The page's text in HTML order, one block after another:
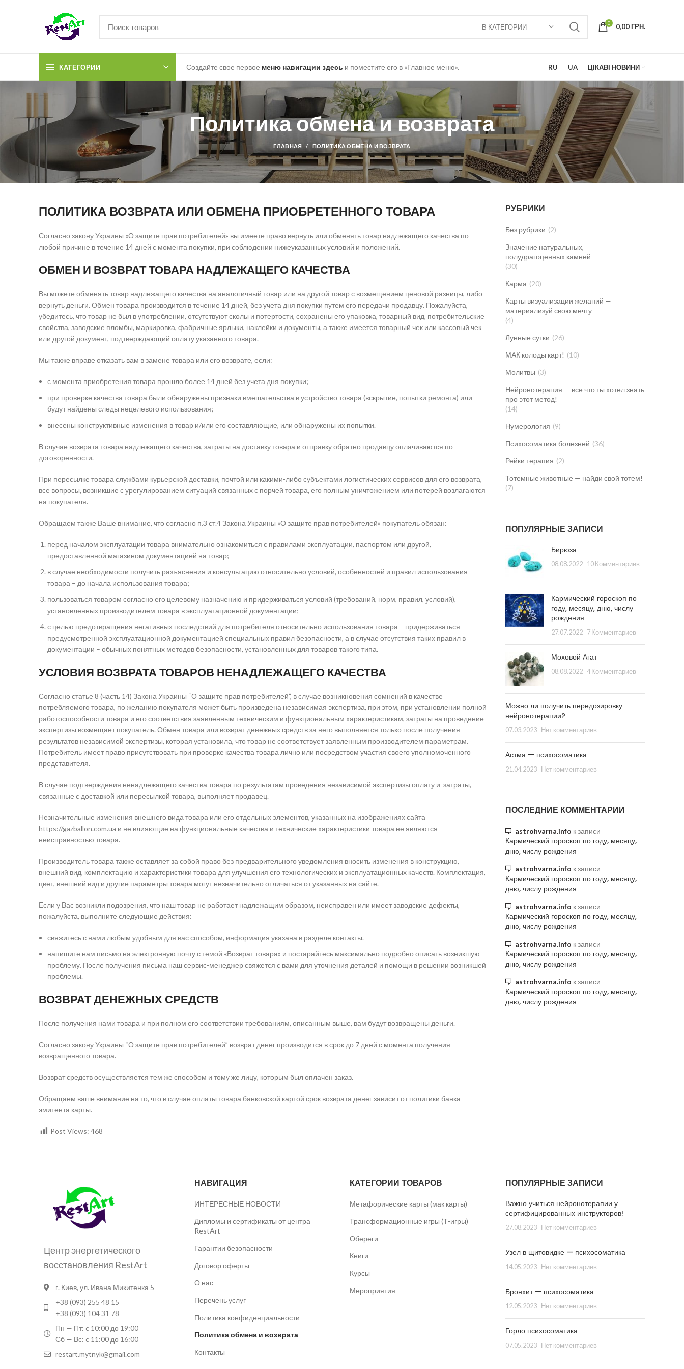
В КАТЕГОРИИ 0 0,00ГРН.
КАТЕГОРИИ Создайте свое первое меню навигации здесь и поместите его в «Главное меню». RU UA ЦІКАВІ НОВИНИ
Политика обмена и возврата
ГЛАВНАЯ ПОЛИТИКА ОБМЕНА И ВОЗВРАТА
ПОЛИТИКА ВОЗВРАТА ИЛИ ОБМЕНА ПРИОБРЕТЕННОГО ТОВАРА
Согласно закону Украины «О защите прав потребителей» вы имеете право вернуть или обменять товар надлежащего качества по
любой причине в течение 14 дней с момента покупки, при соблюдении нижеуказанных условий и положений.
ОБМЕН И ВОЗВРАТ ТОВАРА НАДЛЕЖАЩЕГО КАЧЕСТВА
Вы можете обменять товар надлежащего качества на аналогичный товар или на другой товар с возмещением ценовой разницы, либо
вернуть деньги. Обмен товара производится в течение 14 дней, без учета дня покупки путем его передачи продавцу. Пожалуйста,
убедитесь, что товар не был в употреблении, отсутствуют сколы и потертости, сохранены его упаковка, товарный вид, потребительские
свойства, заводские пломбы, маркировка, фабричные ярлыки, наклейки и документы, а также имеется товарный чек или кассовый чек
или другой документ, подтверждающий оплату указанного товара.
Мы также вправе отказать вам в замене товара или его возврате, если:
с момента приобретения товара прошло более 14 дней без учета дня покупки;
при проверке качества товара были обнаружены признаки вмешательства в устройство товара (вскрытие, попытки ремонта) или
будут найдены следы нецелевого использования;
внесены конструктивные изменения в товар и/или его составляющие, или обнаружены их попытки.
В случае возврата товара надлежащего качества, затраты на доставку товара и отправку обратно продавцу оплачиваются по
договоренности.
При пересылке товара службами курьерской доставки, почтой или какими-либо субъектами логистических сервисов для его возврата,
все вопросы, возникшие с урегулированием ситуаций связанных с порчей товара, его полным уничтожением или потерей возлагаются
на покупателя.
Обращаем также Ваше внимание, что согласно п.3 ст.4 Закона Украины «О защите прав потребителей» покупатель обязан:
перед началом эксплуатации товара внимательно ознакомиться с правилами эксплуатации, паспортом или другой,
предоставленной магазином документацией на товар;
в случае необходимости получить разъяснения и консультацию относительно условий, особенностей и правил использования
товара – до начала использования товара;
пользоваться товаром согласно его целевому назначению и придерживаться условий (требований, норм, правил, условий),
установленных производителем товара в эксплуатационной документации;
с целью предотвращения негативных последствий для потребителя относительно использования товара – придерживаться
предусмотренной эксплуатационной документацией специальных правил безопасности, а в случае отсутствия таких правил в
документации – обычных понятных методов безопасности, установленных для товаров такого типа.
УСЛОВИЯ ВОЗВРАТА ТОВАРОВ НЕНАДЛЕЖАЩЕГО КАЧЕСТВА
Согласно статье 8 (часть 14) Закона Украины “О защите прав потребителей”, в случае возникновения сомнений в качестве
потребляемого товара, по желанию покупателя может быть произведена независимая экспертиза, при этом, при установлении полной
работоспособности товара и его соответствия заявленным техническим и функциональным характеристикам, затраты на проведение
экспертизы возмещает покупатель. Обмен товара или возврат денежных средств за него выполняется только после получения
результатов независимой экспертизы, которая установила, что товар не соответствует заявленным производителем параметрам.
Потребитель имеет право присутствовать при проверке качества товара лично или посредством участия своего уполномоченного
представителя.
В случае подтверждения ненадлежащего качества товара по результатам проведения независимой экспертизы оплату и затраты,
связанные с доставкой или пересылкой товара, выполняет продавец.
Незначительные изменения внешнего вида товара или его отдельных элементов, указанных на изображениях сайта
https://gazballon.com.ua и не влияющие на функциональные качества и технические характеристики товара не являются
неисправностью товара.
Производитель товара также оставляет за собой право без предварительного уведомления вносить изменения в конструкцию,
внешний вид, комплектацию и характеристики товара для улучшения его технологических и эксплуатационных качеств. Комплектация,
цвет, внешний вид и другие параметры товара могут незначительно отличаться от указанных на сайте.
Если у Вас возникли подозрения, что наш товар не работает надлежащим образом, неисправен или имеет заводские дефекты,
пожалуйста, выполните следующие действия:
свяжитесь с нами любым удобным для вас способом, информация указана в разделе контакты.
напишите нам письмо на электронную почту с темой «Возврат товара» и постарайтесь максимально подробно описать возникшую
проблему. После получения письма наш сервис-менеджер свяжется с вами для уточнения деталей и помощи в решении возникшей
проблемы.
ВОЗВРАТ ДЕНЕЖНЫХ СРЕДСТВ
После получения нами товара и при полном его соответствии требованиям, описанным выше, вам будут возвращены деньги.
Согласно закону Украины “О защите прав потребителей” возврат денег производится в срок до 7 дней с момента получения
возвращенного товара.
Возврат средств осуществляется тем же способом и тому же лицу, которым был оплачен заказ.
Обращаем ваше внимание на то, что в случае оплаты товара банковской картой срок возврата денег зависит от политики банка-
эмитента карты.
Post Views: 468
РУБРИКИ
Без рубрики (2)
Значение натуральных,
полудрагоценных камней
(30)
Карма (20)
Карты визуализации желаний —
материализуй свою мечту
(4)
Лунные сутки (26)
МАК колоды карт! (10)
Молитвы (3)
Нейронотерапия — все что ты хотел знать
про этот метод!
(14)
Нумерология (9)
Психосоматика болезней (36)
Рейки терапия (2)
Тотемные животные — найди свой тотем!
(7)
ПОПУЛЯРНЫЕ ЗАПИСИ
Бирюза
08.08.2022 10 Комментариев
Кармический гороскоп по
году, месяцу, дню, числу
рождения
27.07.2022 7 Комментариев
Моховой Агат
08.08.2022 4 Комментариев
Можно ли получить передозировку
нейронотерапии?
07.03.2023 Нет комментариев
Астма — психосоматика
21.04.2023 Нет комментариев
ПОСЛЕДНИЕ КОММЕНТАРИИ
astrohvarna.info к записи
Кармический гороскоп по году, месяцу,
дню, числу рождения
astrohvarna.info к записи
Кармический гороскоп по году, месяцу,
дню, числу рождения
astrohvarna.info к записи
Кармический гороскоп по году, месяцу,
дню, числу рождения
astrohvarna.info к записи
Кармический гороскоп по году, месяцу,
дню, числу рождения
astrohvarna.info к записи
Кармический гороскоп по году, месяцу,
дню, числу рождения
Центр энергетического
восстановления RestArt
г. Киев, ул. Ивана Микитенка 5
+38 (093) 255 48 15
+38 (093) 104 31 78
Пн — Пт: c 10:00 до 19:00
Сб — Вс: c 11:00 до 16:00
restart.mytnyk@gmail.com
НАВИГАЦИЯ
ИНТЕРЕСНЫЕ НОВОСТИ
Дипломы и сертификаты от центра
RestArt
Гарантии безопасности
Договор оферты
О нас
Перечень услуг
Политика конфиденциальности
Политика обмена и возврата
Контакты
КАТЕГОРИИ ТОВАРОВ
Метафорические карты (мак карты)
Трансформационные игры (Т-игры)
Обереги
Книги
Курсы
Мероприятия
ПОПУЛЯРНЫЕ ЗАПИСИ
Важно учиться нейронотерапии у
сертифицированных инструкторов!
27.08.2023 Нет комментариев
Узел в щитовидке — психосоматика
14.05.2023 Нет комментариев
Бронхит — психосоматика
12.05.2023 Нет комментариев
Горло психосоматика
07.05.2023 Нет комментариев